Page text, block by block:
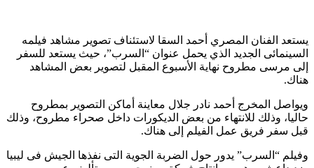
يستعد الفنان المصري أحمد السقا لاستئناف تصوير مشاهد فيلمه
السينمائى الجديد الذي يحمل عنوان “السرب”، حيث يستعد للسفر
إلى مرسى مطروح نهاية الأسبوع المقبل لتصوير بعض المشاهد
هناك.
ويواصل المخرج أحمد نادر جلال معاينة أماكن التصوير بمطروح
حاليا، وذلك للانتهاء من بعض الديكورات داخل صحراء مطروح، وذلك
قبل سفر فريق عمل الفيلم إلى هناك.
وفيلم “السرب” يدور حول الضربة الجوية التى نفذها الجيش فى ليبيا